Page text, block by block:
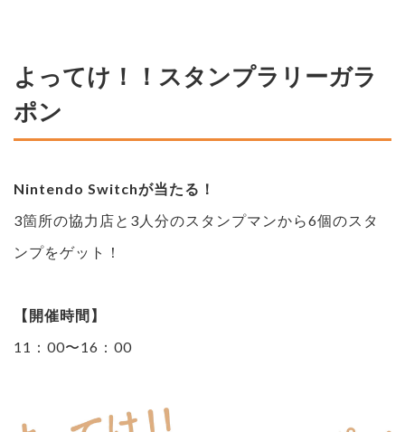
よってけ！！スタンプラリーガラ
ポン
Nintendo Switchが当たる！
3箇所の協力店と3人分のスタンプマンから6個のスタ
ンプをゲット！
【開催時間】
11：00〜16：00